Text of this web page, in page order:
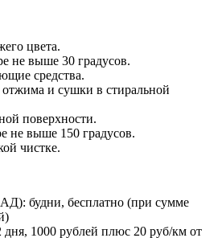
цвета.
не выше 30 градусов.
средства.
и сушки в стиральной
поверхности.
не выше 150 градусов.
чистке.
будни, бесплатно (при сумме
дня, 1000 рублей плюс 20 руб/км от